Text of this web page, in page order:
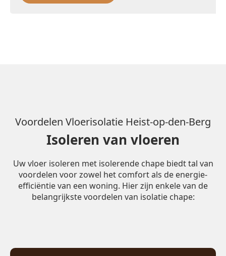
Voordelen Vloerisolatie Heist-op-den-Berg
Isoleren van vloeren
Uw vloer isoleren met isolerende chape biedt tal van
voordelen voor zowel het comfort als de energie-
efficiëntie van een woning. Hier zijn enkele van de
belangrijkste voordelen van isolatie chape: